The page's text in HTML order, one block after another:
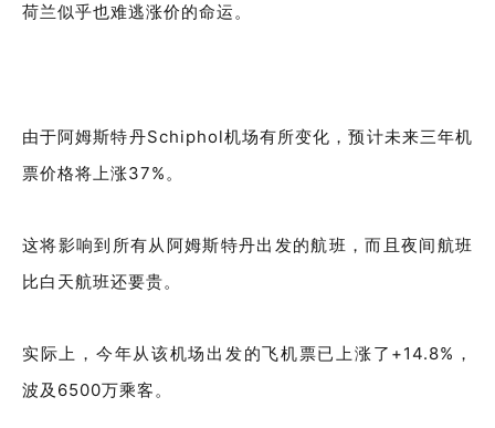
荷兰似乎也难逃涨价的命运。
由于阿姆斯特丹Schiphol机场有所变化，预计未来三年机
票价格将上涨37%。
这将影响到所有从阿姆斯特丹出发的航班，而且夜间航班
比白天航班还要贵。
实际上，今年从该机场出发的飞机票已上涨了+14.8%，
波及6500万乘客。